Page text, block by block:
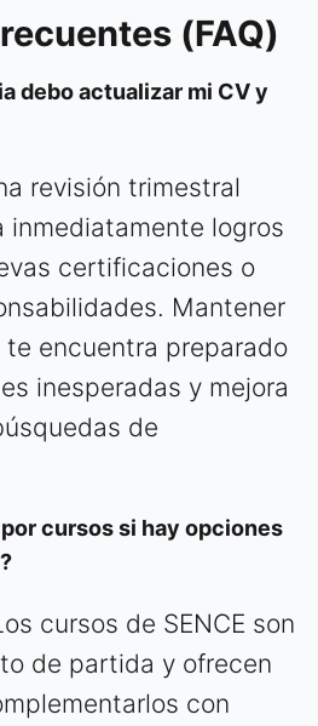
(FAQ)
debo actualizar mi CV y
revisión trimestral
inmediatamente logros
certificaciones o
Mantener
encuentra preparado
inesperadas y mejora
de
por cursos si hay opciones
cursos de SENCE son
de partida y ofrecen
con